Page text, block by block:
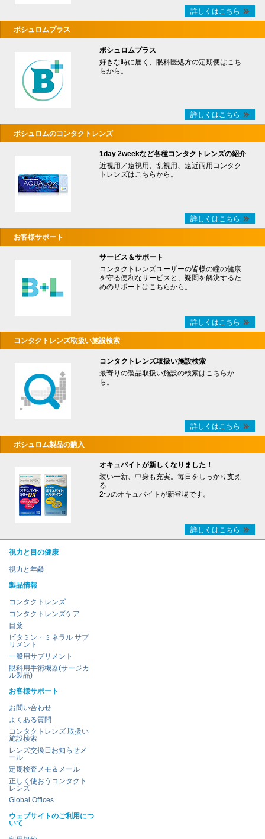
詳しくはこちら
ボシュロムプラス
ボシュロムプラス
好きな時に届く、眼科医処方の定期便はこち
らから。
詳しくはこちら
ボシュロムのコンタクトレンズ
1day 2weekなど各種コンタクトレンズの紹介
近視用／遠視用、乱視用、遠近両用コンタク
トレンズはこちらから。
詳しくはこちら
お客様サポート
サービス＆サポート
コンタクトレンズユーザーの皆様の瞳の健康
を守る便利なサービスと、疑問を解決するた
めのサポートはこちらから。
詳しくはこちら
コンタクトレンズ取扱い施設検索
コンタクトレンズ取扱い施設検索
最寄りの製品取扱い施設の検索はこちらか
ら。
詳しくはこちら
ボシュロム製品の購入
オキュバイトが新しくなりました！
装い一新、中身も充実。毎日をしっかり支え
る
2つのオキュバイトが新登場です。
詳しくはこちら
視力と目の健康
視力と年齢
製品情報
コンタクトレンズ
コンタクトレンズケア
目薬
ビタミン・ミネラル サプ
リメント
一般用サプリメント
眼科用手術機器(サージカ
ル製品)
お客様サポート
お問い合わせ
よくある質問
コンタクトレンズ 取扱い
施設検索
レンズ交換日お知らせメ
ール
定期検査メモ＆メール
正しく使おうコンタクト
レンズ
Global Offices
ウェブサイトのご利用につ
いて